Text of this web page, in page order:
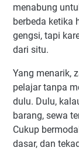
1.
2.
3.
5.
6.
7. Admin
8. Jasa
9. Jasa
menabung
berbeda ketika
gengsi, tapi
dari situ.
Yang menarik,
pelajar tanpa
dulu. Dulu,
barang, sewa
Cukup
dasar, dan